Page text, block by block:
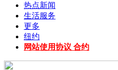
热点新闻
生活服务
更多
纽约
网站使用协议 合约